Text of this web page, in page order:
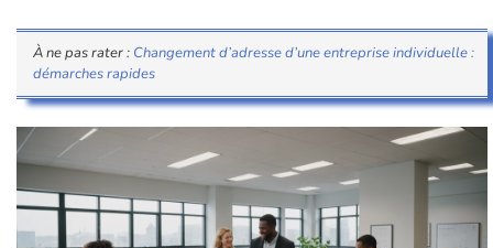
À ne pas rater : Changement d’adresse d’une entreprise individuelle :
démarches rapides